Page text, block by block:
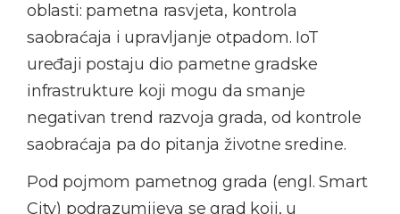
oblasti: pametna rasvjeta, kontrola
saobraćaja i upravljanje otpadom. IoT
uređaji postaju dio pametne gradske
infrastrukture koji mogu da smanje
negativan trend razvoja grada, od kontrole
saobraćaja pa do pitanja životne sredine.
Pod pojmom pametnog grada (engl. Smart
City) podrazumijeva se grad koji, u